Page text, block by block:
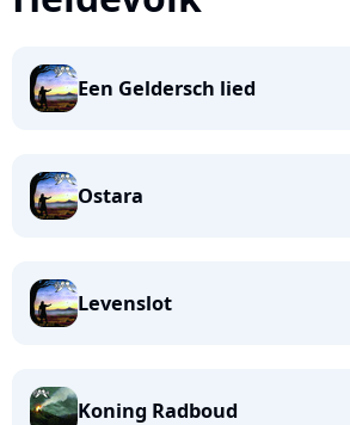
Een Geldersch lied
Ostara
Levenslot
Koning Radboud